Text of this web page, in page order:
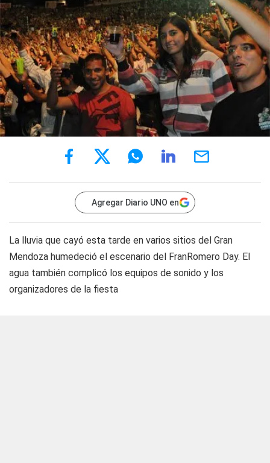
Agregar Diario UNO en
La lluvia que cayó esta tarde en varios sitios del Gran
Mendoza humedeció el escenario del FranRomero Day. El
agua también complicó los equipos de sonido y los
organizadores de la fiesta